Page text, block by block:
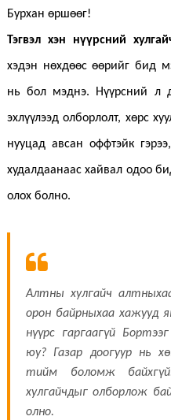
Бурхан өршөөг!
Тэгвэл хэн нүүрсний
хэдэн нөхдөөс өөрийг бид
нь бол мэднэ. Нүүрсний л
эхлүүлээд олборлолт, хөрс
нууцад авсан оффтэйк
худалдаанаас хайвал одоо
олох болно.
Алтны хулгайч
орон байрныхаа хажууд
нүүрс гаргаагүй
юу? Газар доогуур нь
тийм боломж
хулгайчдыг олборлож
олно.